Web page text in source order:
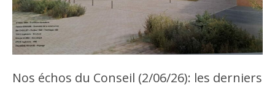
Nos échos du Conseil (2/06/26): les derniers